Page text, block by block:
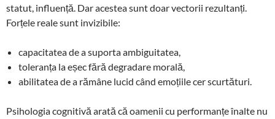
statut, influență. Dar acestea sunt doar vectorii rezultanți.
Forțele reale sunt invizibile:
capacitatea de a suporta ambiguitatea,
toleranța la eșec fără degradare morală,
abilitatea de a rămâne lucid când emoțiile cer scurtături.
Psihologia cognitivă arată că oamenii cu performanțe înalte nu